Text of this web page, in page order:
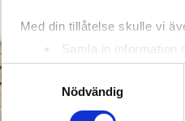
Med din tillåtelse skulle vi
Samla in information
Identifiera din enhet
Ta reda på mer om hur
eller dra tillbaka ditt
Samtyckesval
Nödvändig